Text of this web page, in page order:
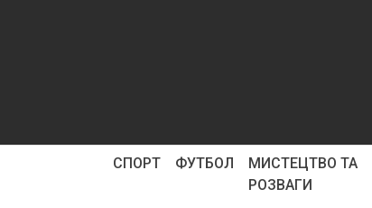
СПОРТ ФУТБОЛ
МИСТЕЦТВО ТА
РОЗВАГИ